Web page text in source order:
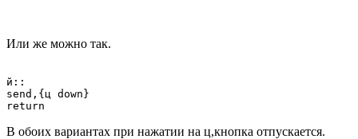
Или же можно так.
й::
send,{ц down}
В обоих вариантах при нажатии на ц,кнопка отпускается.